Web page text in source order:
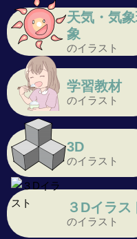
天気・気
象
のイラスト
学習教材
のイラスト
3D
のイラスト
３Dイラス
のイラスト